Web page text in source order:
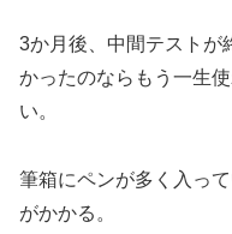
3か月後、中間テストが
かったのならもう一生
い。
筆箱にペンが多く入っ
がかかる。